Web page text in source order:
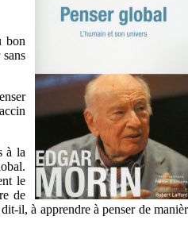
bon
à la
le
de
il, à apprendre à penser de